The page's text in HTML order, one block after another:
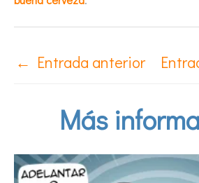
← Entrada anterior
Más